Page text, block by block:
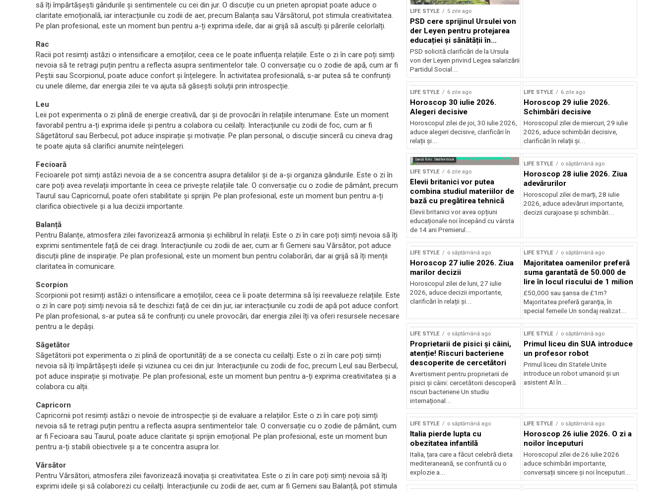
să îți împărtășești gândurile și sentimentele cu cei din jur. O discuție cu un prieten apropiat poate aduce o
claritate emoțională, iar interacțiunile cu zodii de aer, precum Balanța sau Vărsătorul, pot stimula creativitatea.
Pe plan profesional, este un moment bun pentru a-ți exprima ideile, dar ai grijă să asculți și părerile celorlalți.
Rac
Racii pot resimți astăzi o intensificare a emoțiilor, ceea ce le poate influența relațiile. Este o zi în care poți simți
nevoia să te retragi puțin pentru a reflecta asupra sentimentelor tale. O conversație cu o zodie de apă, cum ar fi
Peștii sau Scorpionul, poate aduce confort și înțelegere. În activitatea profesională, s-ar putea să te confrunți
cu unele dileme, dar energia zilei te va ajuta să găsești soluții prin introspecție.
Leu
Leii pot experimenta o zi plină de energie creativă, dar și de provocări în relațiile interumane. Este un moment
favorabil pentru a-ți exprima ideile și pentru a colabora cu ceilalți. Interacțiunile cu zodii de foc, cum ar fi
Săgetătorul sau Berbecul, pot aduce inspirație și motivație. Pe plan personal, o discuție sinceră cu cineva drag
te poate ajuta să clarifici anumite neînțelegeri.
Fecioară
Fecioarele pot simți astăzi nevoia de a se concentra asupra detaliilor și de a-și organiza gândurile. Este o zi în
care poți avea revelații importante în ceea ce privește relațiile tale. O conversație cu o zodie de pământ, precum
Taurul sau Capricornul, poate oferi stabilitate și sprijin. Pe plan profesional, este un moment bun pentru a-ți
clarifica obiectivele și a lua decizii importante.
Balanță
Pentru Balanțe, atmosfera zilei favorizează armonia și echilibrul în relații. Este o zi în care poți simți nevoia să îți
exprimi sentimentele față de cei dragi. Interacțiunile cu zodii de aer, cum ar fi Gemeni sau Vărsător, pot aduce
discuții pline de inspirație. Pe plan profesional, este un moment bun pentru colaborări, dar ai grijă să îți menții
claritatea în comunicare.
Scorpion
Scorpionii pot resimți astăzi o intensificare a emoțiilor, ceea ce îi poate determina să își reevalueze relațiile. Este
o zi în care poți simți nevoia să te deschizi față de cei din jur, iar interacțiunile cu zodii de apă pot aduce confort.
Pe plan profesional, s-ar putea să te confrunți cu unele provocări, dar energia zilei îți va oferi resursele necesare
pentru a le depăși.
Săgetător
Săgetătorii pot experimenta o zi plină de oportunități de a se conecta cu ceilalți. Este o zi în care poți simți
nevoia să îți împărtășești ideile și viziunea cu cei din jur. Interacțiunile cu zodii de foc, precum Leul sau Berbecul,
pot aduce inspirație și motivație. Pe plan profesional, este un moment bun pentru a-ți exprima creativitatea și a
colabora cu alții.
Capricorn
Capricornii pot resimți astăzi o nevoie de introspecție și de evaluare a relațiilor. Este o zi în care poți simți
nevoia să te retragi puțin pentru a reflecta asupra sentimentelor tale. O conversație cu o zodie de pământ, cum
ar fi Fecioara sau Taurul, poate aduce claritate și sprijin emoțional. Pe plan profesional, este un moment bun
pentru a-ți stabili obiectivele și a te concentra asupra lor.
Vărsător
Pentru Vărsători, atmosfera zilei favorizează inovația și creativitatea. Este o zi în care poți simți nevoia să îți
exprimi ideile și să colaborezi cu ceilalți. Interacțiunile cu zodii de aer, cum ar fi Gemeni sau Balanță, pot stimula
LIFE STYLE 5 zile ago
PSD cere sprijinul Ursulei von
der Leyen pentru protejarea
educației și sănătății în
reforma salarială
PSD solicită clarificări de la Ursula
von der Leyen privind Legea salarizării
Partidul Social...
LIFE STYLE 6 zile ago
Horoscop 30 iulie 2026.
Alegeri decisive
Horoscopul zilei de joi, 30 iulie 2026,
aduce alegeri decisive, clarificări în
relații și...
LIFE STYLE 6 zile ago
Horoscop 29 iulie 2026.
Schimbări decisive
Horoscopul zilei de miercuri, 29 iulie
2026, aduce schimbări decisive,
clarificări în relații și...
Sursă foto: Shutterstock
LIFE STYLE 6 zile ago
Elevii britanici vor putea
combina studiul materiilor de
bază cu pregătirea tehnică
Elevii britanici vor avea opțiuni
educaționale noi începând cu vârsta
de 14 ani Premierul...
LIFE STYLE o săptămână ago
Horoscop 28 iulie 2026. Ziua
adevărurilor
Horoscopul zilei de marți, 28 iulie
2026, aduce adevăruri importante,
decizii curajoase și schimbări...
LIFE STYLE o săptămână ago
Horoscop 27 iulie 2026. Ziua
marilor decizii
Horoscopul zilei de luni, 27 iulie
2026, aduce decizii importante,
clarificări în relații și...
LIFE STYLE o săptămână ago
Majoritatea oamenilor preferă
suma garantată de 50.000 de
lire în locul riscului de 1 milion
£50,000 sau şansa de £1m?
Majoritatea preferă garanţia, în
special femeile Un sondaj realizat...
LIFE STYLE o săptămână ago
Proprietarii de pisici și câini,
atenție! Riscuri bacteriene
descoperite de cercetători
Avertisment pentru proprietarii de
pisici și câini: cercetătorii descoperă
riscuri bacteriene Un studiu
internațional...
LIFE STYLE o săptămână ago
Primul liceu din SUA introduce
un profesor robot
Primul liceu din Statele Unite
introduce un robot umanoid și un
asistent AI în...
LIFE STYLE o săptămână ago
Italia pierde lupta cu
obezitatea infantilă
Italia, țara care a făcut celebră dieta
mediteraneană, se confruntă cu o
explozie a...
LIFE STYLE o săptămână ago
Horoscop 26 iulie 2026. O zi a
noilor începuturi
Horoscopul zilei de 26 iulie 2026
aduce schimbări importante,
conversații sincere și noi începuturi...